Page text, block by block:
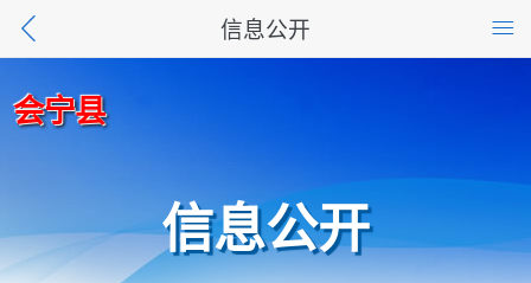
信息公开
会宁县
信息公开